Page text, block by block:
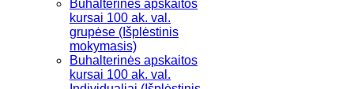
Buhalterinės apskaitos
kursai 100 ak. val.
grupėse (Išplėstinis
mokymasis)
Buhalterinės apskaitos
kursai 100 ak. val.